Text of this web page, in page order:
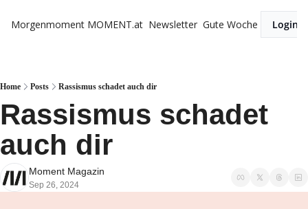
Morgenmoment MOMENT.at Newsletter Gute Woche Login
Home Posts Rassismus schadet auch dir
Rassismus schadet
auch dir
Moment Magazin
Sep 26, 2024